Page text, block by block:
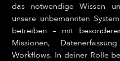
das notwendige Wissen
unsere unbemannten
betreiben – mit
Missionen,
Workflows. In deiner Rolle